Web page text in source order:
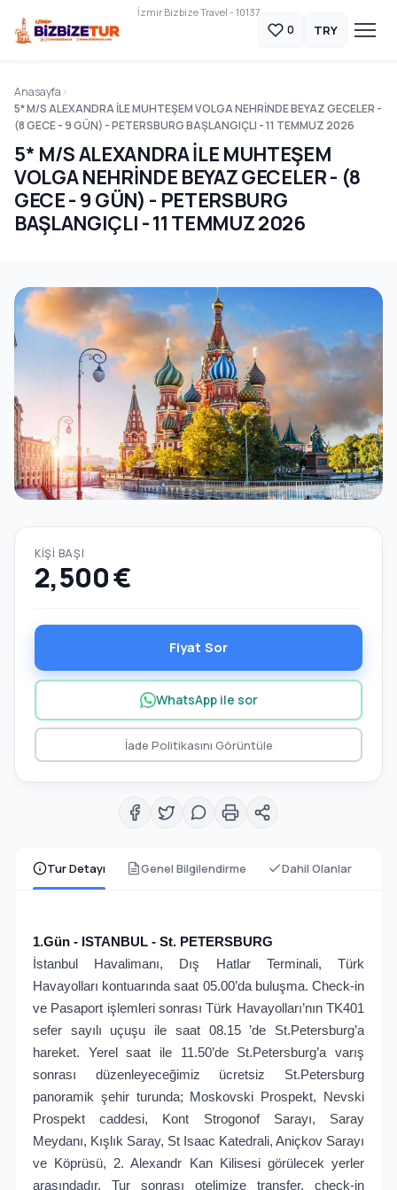
İzmir Bizbize Travel - 10137
0 TRY
Anasayfa
5* M/S ALEXANDRA İLE MUHTEŞEM VOLGA NEHRİNDE BEYAZ GECELER -
(8 GECE - 9 GÜN) - PETERSBURG BAŞLANGIÇLI - 11 TEMMUZ 2026
5* M/S ALEXANDRA İLE MUHTEŞEM
VOLGA NEHRİNDE BEYAZ GECELER - (8
GECE - 9 GÜN) - PETERSBURG
BAŞLANGIÇLI - 11 TEMMUZ 2026
Tur Detayı Genel Bilgilendirme Dahil Olanlar
1.Gün - ISTANBUL - St. PETERSBURG
İstanbul Havalimanı, Dış Hatlar Terminali, Türk
Havayolları kontuarında saat 05.00’da buluşma. Check-in
ve Pasaport işlemleri sonrası Türk Havayolları’nın TK401
sefer sayılı uçuşu ile saat 08.15 ’de St.Petersburg’a
hareket. Yerel saat ile 11.50’de St.Petersburg’a varış
sonrası düzenleyeceğimiz ücretsiz St.Petersburg
panoramik şehir turunda; Moskovski Prospekt, Nevski
Prospekt caddesi, Kont Strogonof Sarayı, Saray
Meydanı, Kışlık Saray, St Isaac Katedrali, Aniçkov Sarayı
ve Köprüsü, 2. Alexandr Kan Kilisesi görülecek yerler
arasındadır. Tur sonrası otelimize transfer, check-in
KIŞI BAŞI
2,500 €
Fiyat Sor
WhatsApp ile sor
İade Politikasını Görüntüle